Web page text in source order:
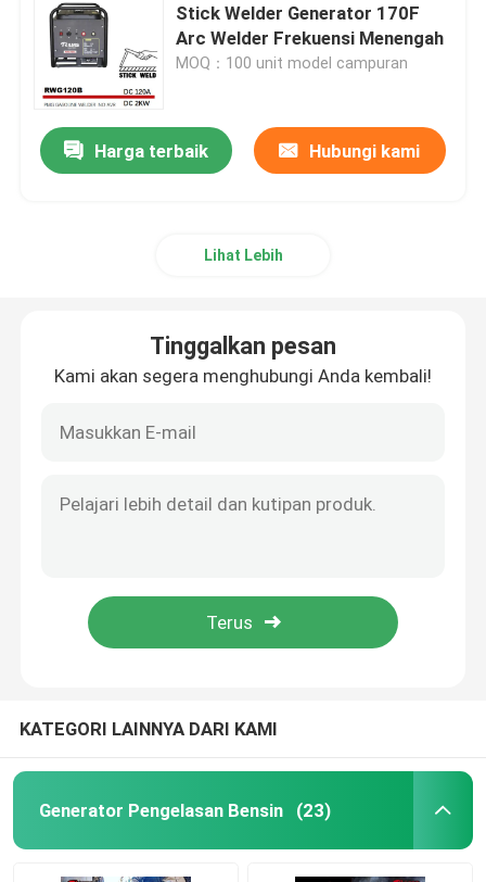
Stick Welder Generator 170F
Arc Welder Frekuensi Menengah
MOQ：100 unit model campuran
Harga terbaik Hubungi kami
Lihat Lebih
Tinggalkan pesan
Kami akan segera menghubungi Anda kembali!
KATEGORI LAINNYA DARI KAMI
Generator Pengelasan Bensin (23)